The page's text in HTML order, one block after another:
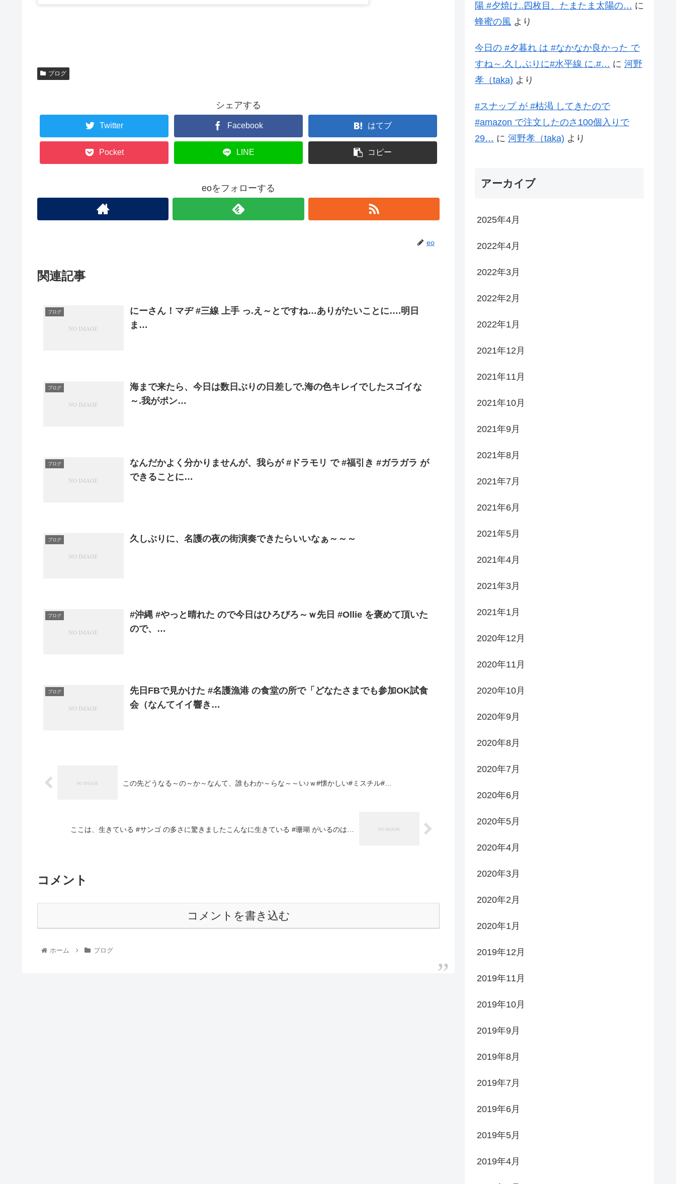
ブログ
シェアする
Twitter Facebook はてブ
Pocket LINE コピー
eoをフォローする
eo
関連記事
ブログ
にーさん！マヂ #三線 上手 っ.え～とですね…ありがたいことに….明日
ま…
ブログ
海まで来たら、今日は数日ぶりの日差しで.海の色キレイでしたスゴイな
～.我がポン…
ブログ
なんだかよく分かりませんが、我らが #ドラモリ で #福引き #ガラガラ が
できることに…
ブログ 久しぶりに、名護の夜の街演奏できたらいいなぁ～～～
ブログ
#沖縄 #やっと晴れた ので今日はひろびろ～ｗ先日 #Ollie を褒めて頂いた
ので、…
ブログ
先日FBで見かけた #名護漁港 の食堂の所で「どなたさまでも参加OK試食
会（なんてイイ響き…
この先どうなる～の～か～なんて、誰もわか～らな～～い♪ｗ#懐かしい#ミスチル#…
ここは、生きている #サンゴ の多さに驚きましたこんなに生きている #珊瑚 がいるのは…
コメント
コメントを書き込む
ホーム ブログ
陽 #夕焼け..四枚目、たまたま太陽の… に
蜂蜜の風 より
今日の #夕暮れ は #なかなか良かった で
すね～.久しぶりに#水平線 に.#… に 河野
孝（taka) より
#スナップ が #枯渇 してきたので
#amazon で注文したのさ100個入りで
29… に 河野孝（taka) より
アーカイブ
2025年4月
2022年4月
2022年3月
2022年2月
2022年1月
2021年12月
2021年11月
2021年10月
2021年9月
2021年8月
2021年7月
2021年6月
2021年5月
2021年4月
2021年3月
2021年1月
2020年12月
2020年11月
2020年10月
2020年9月
2020年8月
2020年7月
2020年6月
2020年5月
2020年4月
2020年3月
2020年2月
2020年1月
2019年12月
2019年11月
2019年10月
2019年9月
2019年8月
2019年7月
2019年6月
2019年5月
2019年4月